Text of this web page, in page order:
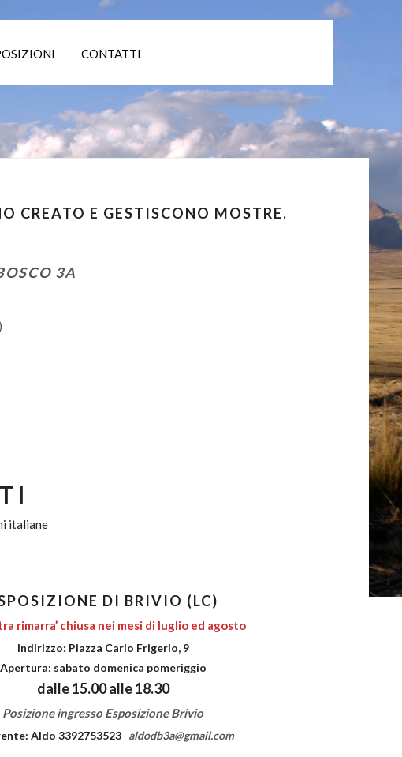
CONTATTI
CREATO E GESTISCONO MOSTRE.
3A
italiane
DI BRIVIO (LC)
rimarra’ chiusa nei mesi di luglio ed agosto
Indirizzo: Piazza Carlo Frigerio, 9
Apertura: sabato domenica pomeriggio
dalle 15.00 alle 18.30
Posizione ingresso Esposizione Brivio
Aldo 3392753523 aldodb3a@gmail.com